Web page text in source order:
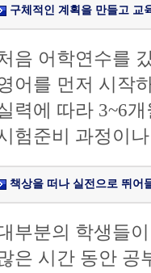
구체적인 계획을 만들고 교
음 어학연수를
어를 먼저 시작
력에 따라 3~6
험준비 과정이
책상을 떠나 실전으로 뛰어
부분의 학생들
은 시간 동안 공